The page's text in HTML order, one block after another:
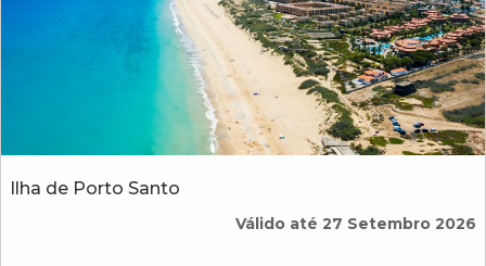
Ilha de Porto Santo
Válido até 27 Setembro 2026